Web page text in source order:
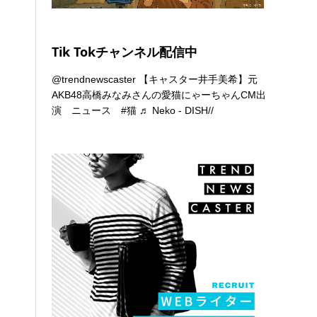
Tik Tokチャンネル配信中
@trendnewscaster 【キャスター井手美希】元
AKB48高橋みなみさんの愛猫にゃーちゃんCM出
演 ニュース#猫 ♬ Neko - DISH//